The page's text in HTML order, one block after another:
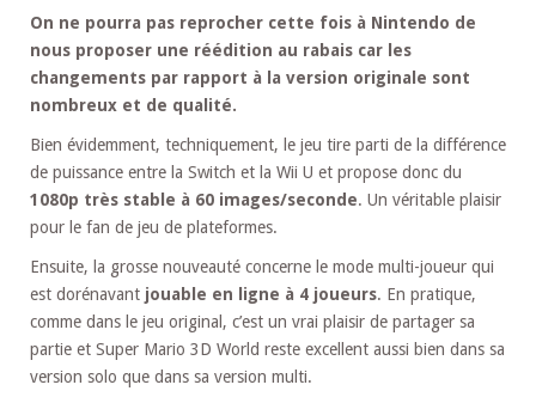
On ne pourra pas reprocher cette fois à Nintendo de
nous proposer une réédition au rabais car les
changements par rapport à la version originale sont
nombreux et de qualité.
Bien évidemment, techniquement, le jeu tire parti de la différence
de puissance entre la Switch et la Wii U et propose donc du
1080p très stable à 60 images/seconde. Un véritable plaisir
pour le fan de jeu de plateformes.
Ensuite, la grosse nouveauté concerne le mode multi-joueur qui
est dorénavant jouable en ligne à 4 joueurs. En pratique,
comme dans le jeu original, c’est un vrai plaisir de partager sa
partie et Super Mario 3D World reste excellent aussi bien dans sa
version solo que dans sa version multi.